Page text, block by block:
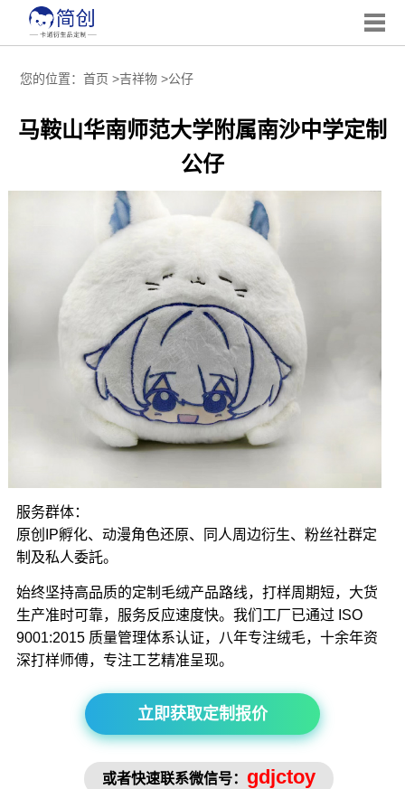
您的位置： 首页 >吉祥物>公仔
马鞍山华南师范大学附属南沙中学定制
公仔
服务群体：
原创IP孵化、动漫角色还原、同人周边衍生、粉丝社群定
制及私人委託。
始终坚持高品质的定制毛绒产品路线，打样周期短，大货
生产准时可靠，服务反应速度快。我们工厂已通过 ISO
9001:2015 质量管理体系认证，八年专注绒毛，十余年资
深打样师傅，专注工艺精准呈现。
立即获取定制报价
或者快速联系微信号： gdjctoy